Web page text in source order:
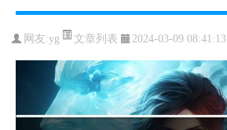
网友:yg 文章列表 2024-03-09 08:41:13